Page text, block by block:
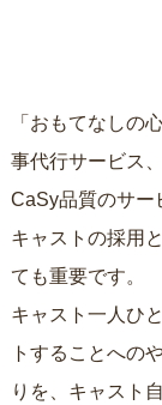
「おもてなしの
事代行サービス
CaSy品質のサー
キャストの採用
ても重要です。
キャスト一人ひ
トすることへの
りを、キャスト